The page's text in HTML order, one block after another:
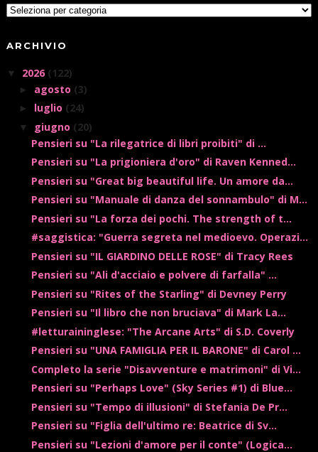
ARCHIVIO
▼ 2026 (122)
► agosto (3)
► luglio (24)
▼ giugno (20)
Pensieri su "La rilegatrice di libri proibiti" di ...
Pensieri su "La prigioniera d'oro" di Raven Kenned...
Pensieri su "Great big beautiful life. Un amore da...
Pensieri su "Manuale di danza del sonnambulo" di M...
Pensieri su "La forza dei pochi. The strength of t...
#saggistica: "Guerra segreta nel medioevo. Operazi...
Pensieri su "IL GIARDINO DELLE ROSE" di Tracy Rees
Pensieri su "Ali d'acciaio e polvere di farfalla" ...
Pensieri su "Rites of the Starling" di Devney Perry
Pensieri su "Il libro che non bruciava" di Mark La...
#letturaininglese: "The Arcane Arts" di S.D. Coverly
Pensieri su "UNA FAMIGLIA PER IL BARONE" di Carol ...
Completo la serie "Disavventure e matrimoni" di Vi...
Pensieri su "Perhaps Love" (Sky Series #1) di Blue...
Pensieri su "Tempo di illusioni" di Stefania De Pr...
Pensieri su "Figlia dell'ultimo re: Beatrice di Sv...
Pensieri su "Lezioni d'amore per il conte" (Logica...